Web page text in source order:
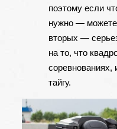
поэтому если
нужно — можете
вторых —
на то, что
соревнованиях,
тайгу.